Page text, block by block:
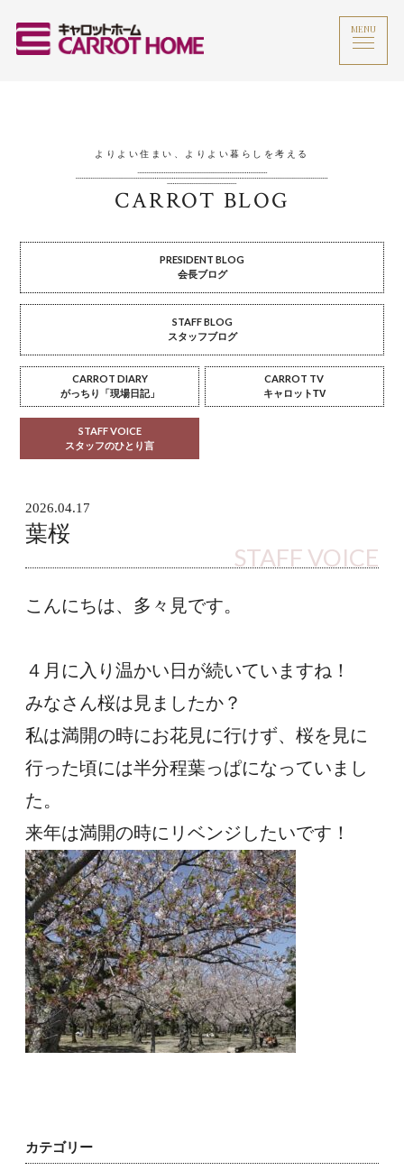
MENU
よりよい住まい、よりよい暮らしを考える
CARROT BLOG
PRESIDENT BLOG
会長ブログ
STAFF BLOG
スタッフブログ
CARROT DIARY
がっちり「現場日記」
CARROT TV
キャロットTV
STAFF VOICE
スタッフのひとり言
2026.04.17
葉桜
STAFF VOICE
こんにちは、多々見です。
４月に入り温かい日が続いていますね！
みなさん桜は見ましたか？
私は満開の時にお花見に行けず、桜を見に
行った頃には半分程葉っぱになっていまし
た。
来年は満開の時にリベンジしたいです！
カテゴリー